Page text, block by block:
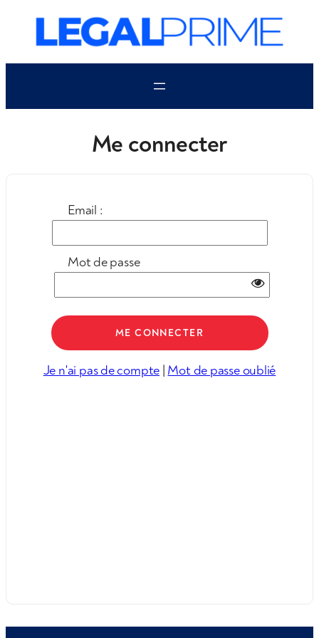
contenu
Me connecter
Email :
Mot de passe
Je n'ai pas de compte | Mot de passe oublié